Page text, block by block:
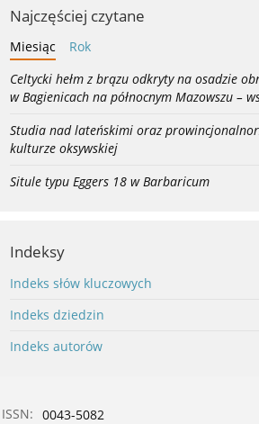
Najczęściej czytane
Miesiąc
Rok
Celtycki hełm z brązu odkryty na osadzie
w Bagienicach na północnym Mazowszu –
Studia nad lateńskimi oraz
kulturze oksywskiej
Situle typu Eggers 18 w Barbaricum
Indeksy
Indeks słów kluczowych
Indeks dziedzin
Indeks autorów
ISSN: 0043-5082